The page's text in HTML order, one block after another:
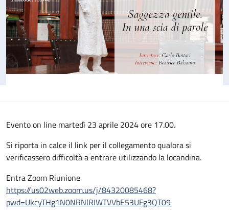
Evento on line martedì 23 aprile 2024 ore 17.00.
Si riporta in calce il link per il collegamento qualora si
verificassero difficoltà a entrare utilizzando la locandina.
Entra Zoom Riunione
https://us02web.zoom.us/j/84320085468?
pwd=UkcyTHg1N0NRNlRIWTVVbE53UFg3QT09